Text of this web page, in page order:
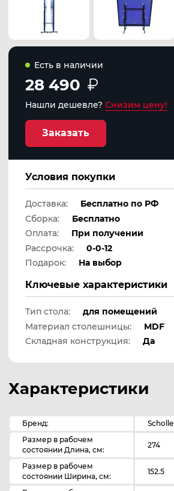
Есть в наличии
28 490
Нашли дешевле? Снизим цену!
Заказать
Условия покупки
Доставка:
Бесплатно по РФ
Сборка:
Бесплатно
Оплата:
При получении
Рассрочка:
0-0-12
Подарок:
На выбор
Ключевые характеристики
Тип стола:
для помещений
Материал столешницы:
MDF
Складная конструкция:
Да
Характеристики
Бренд:
Scholle
Размер в рабочем
состоянии Длина, см:
274
Размер в рабочем
состоянии Ширина, см:
152.5